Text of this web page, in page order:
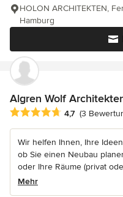
HOLON ARCHITEKTEN,
Hamburg
Algren Wolf
Durchschnittliche
4,7 (3
Wir helfen Ihnen, Ihre
ob Sie einen Neubau
oder Ihre Räume (privat
Mehr